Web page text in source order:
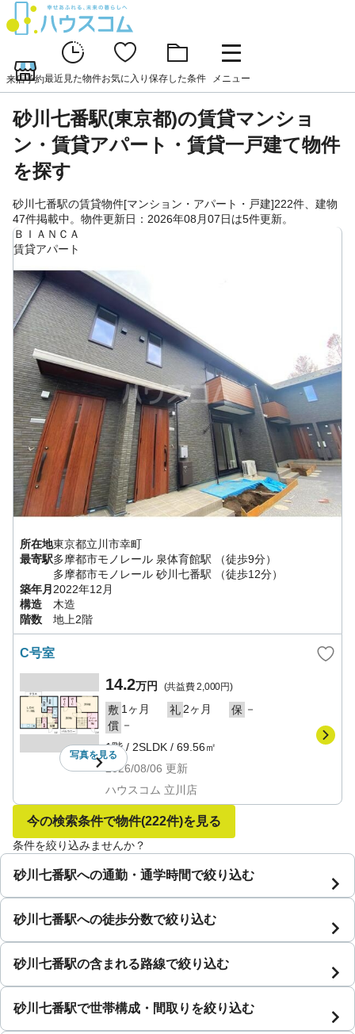
来店予約最近見た物件お気に入り 保存した条件 メニュー
砂川七番駅(東京都)の賃貸マンショ
ン・賃貸アパート・賃貸一戸建て物件
を探す
砂川七番駅の賃貸物件[マンション・アパート・戸建]222件、建物
47件掲載中。物件更新日：2026年08月07日は5件更新。
ＢＩＡＮＣＡ
賃貸アパート
所在地東京都立川市幸町
最寄駅多摩都市モノレール 泉体育館駅
（徒歩9分）
多摩都市モノレール 砂川七番駅
（徒歩12分）
築年月2022年12月
構造
木造
階数
地上2階
C号室
写真を見る
14.2万円 (共益費2,000円)
敷 1ヶ月 礼 2ヶ月 保 －
償 －
1階/ 2SLDK / 69.56㎡
2026/08/06 更新
ハウスコム 立川店
今の検索条件で物件(222件)を見る
条件を絞り込みませんか？
砂川七番駅への通勤・通学時間で絞り込む
砂川七番駅への徒歩分数で絞り込む
砂川七番駅の含まれる路線で絞り込む
砂川七番駅で世帯構成・間取りを絞り込む